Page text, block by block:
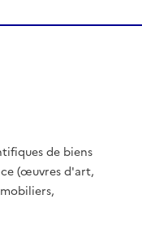
de biens
(œuvres d'art,